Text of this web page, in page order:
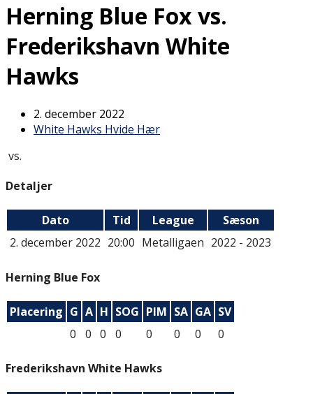
Herning Blue Fox vs.
Frederikshavn White
Hawks
2. december 2022
White Hawks Hvide Hær
vs.
Detaljer
Dato Tid League
Sæson
2. december 2022 20:00 Metalligaen 2022 - 2023
Herning Blue Fox
Placering G A H SOG PIM SA GA SV
0
0 0 0 0 0 0 0
Frederikshavn White Hawks